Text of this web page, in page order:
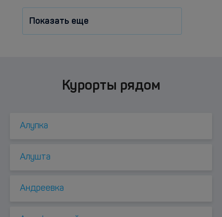
Показать еще
Курорты рядом
Алупка
Алушта
Андреевка